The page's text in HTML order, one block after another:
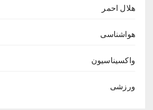
هلال احمر
هواشناسی
واکسیناسیون
ورزشی